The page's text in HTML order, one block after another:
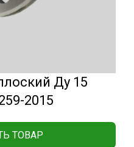
Ду 15
2015
ТОВАР